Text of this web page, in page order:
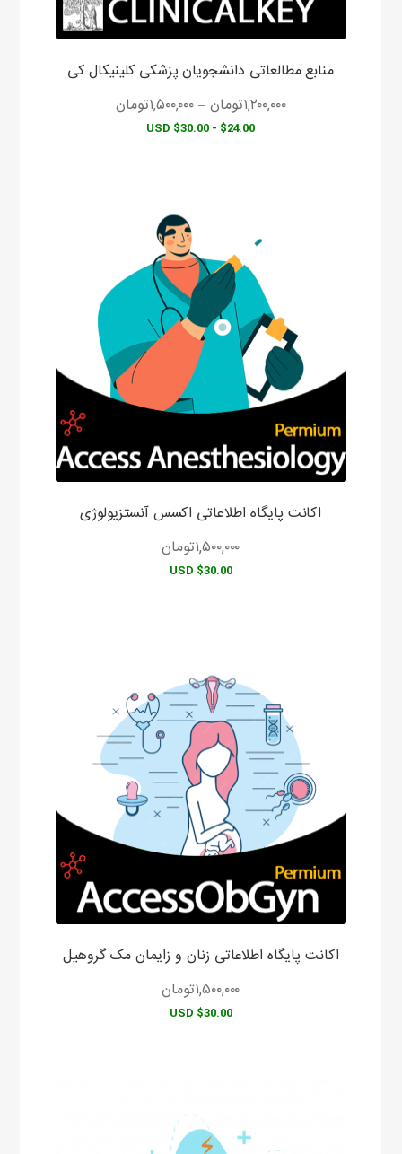
منابع مطالعاتی دانشجویان پزشکی کلینیکال کی
۱,۲۰۰,۰۰۰تومان–۱,۵۰۰,۰۰۰تومان
$24.00 - $30.00 USD
صفحه
انتخاب
اکانت پایگاه اطلاعاتی اکسس آنستزیولوژی
۱,۵۰۰,۰۰۰تومان
$30.00 USD
اکانت پایگاه اطلاعاتی زنان و زایمان مک گروهیل
۱,۵۰۰,۰۰۰تومان
$30.00 USD